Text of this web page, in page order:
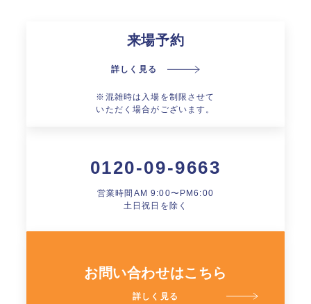
来場予約
詳しく見る
※混雑時は入場を制限させて
いただく場合がございます。
0120-09-9663
営業時間AM 9:00〜PM6:00
土日祝日を除く
お問い合わせはこちら
詳しく見る